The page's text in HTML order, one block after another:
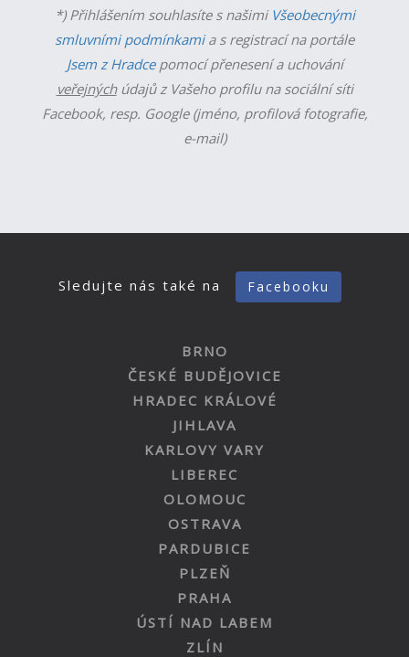
*) Přihlášením souhlasíte s našimi Všeobecnými
smluvními podmínkamia s registrací na portále
Jsem z Hradcepomocí přenesení a uchování
veřejnýchúdajů z Vašeho profilu na sociální síti
Facebook, resp. Google (jméno, profilová fotografie,
e-mail)
Sledujte nás také na Facebooku
BRNO
ČESKÉ BUDĚJOVICE
HRADEC KRÁLOVÉ
JIHLAVA
KARLOVY VARY
LIBEREC
OLOMOUC
OSTRAVA
PARDUBICE
PLZEŇ
PRAHA
ÚSTÍ NAD LABEM
ZLÍN